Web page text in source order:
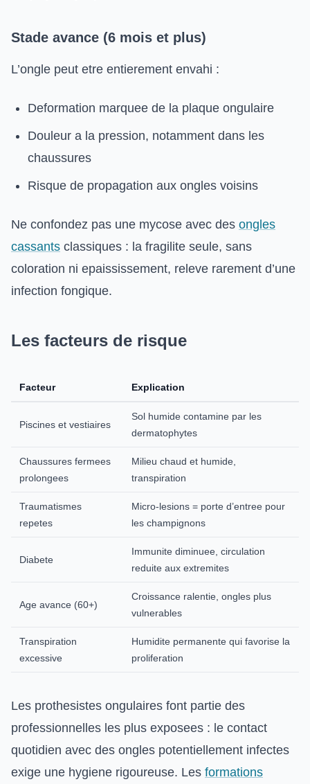
Stade avance (6 mois et plus)
L’ongle peut etre entierement envahi :
Deformation marquee de la plaque ongulaire
Douleur a la pression, notamment dans les
chaussures
Risque de propagation aux ongles voisins
Ne confondez pas une mycose avec des ongles
cassants classiques : la fragilite seule, sans
coloration ni epaississement, releve rarement d’une
infection fongique.
Les facteurs de risque
Facteur Explication
Piscines et vestiaires
Sol humide contamine par les
dermatophytes
Chaussures fermees
prolongees
Milieu chaud et humide,
transpiration
Traumatismes
repetes
Micro-lesions = porte d’entree pour
les champignons
Diabete
Immunite diminuee, circulation
reduite aux extremites
Age avance (60+)
Croissance ralentie, ongles plus
vulnerables
Transpiration
excessive
Humidite permanente qui favorise la
proliferation
Les prothesistes ongulaires font partie des
professionnelles les plus exposees : le contact
quotidien avec des ongles potentiellement infectes
exige une hygiene rigoureuse. Les formations